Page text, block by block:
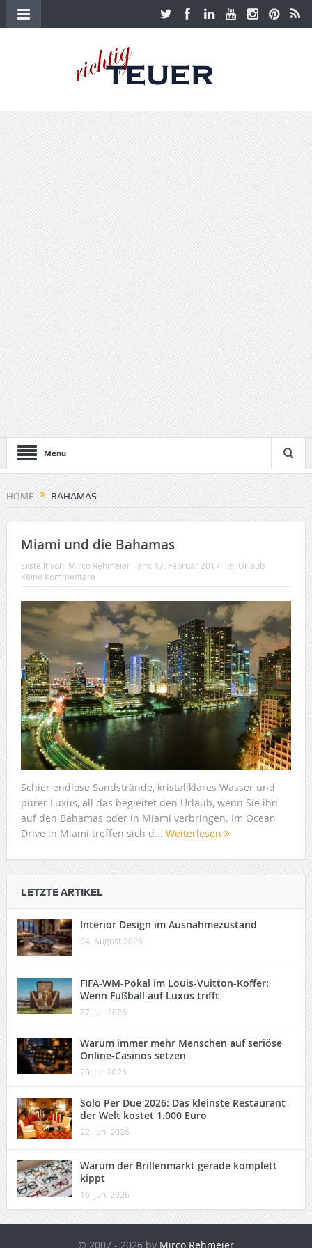
Menu
HOME BAHAMAS
Miami und die Bahamas
Erstellt von: Mirco Rehmeier am: 17. Februar 2017 In: Urlaub
Keine Kommentare
Schier endlose Sandstrände, kristallklares Wasser und
purer Luxus, all das begleitet den Urlaub, wenn Sie ihn
auf den Bahamas oder in Miami verbringen. Im Ocean
Drive in Miami treffen sich d... Weiterlesen
LETZTE ARTIKEL
Interior Design im Ausnahmezustand
04. August 2026
FIFA-WM-Pokal im Louis-Vuitton-Koffer:
Wenn Fußball auf Luxus trifft
27. Juli 2026
Warum immer mehr Menschen auf seriöse
Online-Casinos setzen
20. Juli 2026
Solo Per Due 2026: Das kleinste Restaurant
der Welt kostet 1.000 Euro
22. Juni 2026
Warum der Brillenmarkt gerade komplett
kippt
16. Juni 2026
© 2007 - 2026 by Mirco Rehmeier